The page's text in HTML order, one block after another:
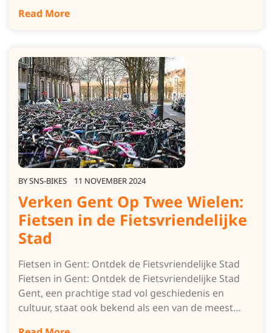
Read More
BYSNS-BIKES 11 NOVEMBER 2024
Verken Gent Op Twee Wielen:
Fietsen in de Fietsvriendelijke
Stad
Fietsen in Gent: Ontdek de Fietsvriendelijke Stad
Fietsen in Gent: Ontdek de Fietsvriendelijke Stad
Gent, een prachtige stad vol geschiedenis en
cultuur, staat ook bekend als een van de meest…